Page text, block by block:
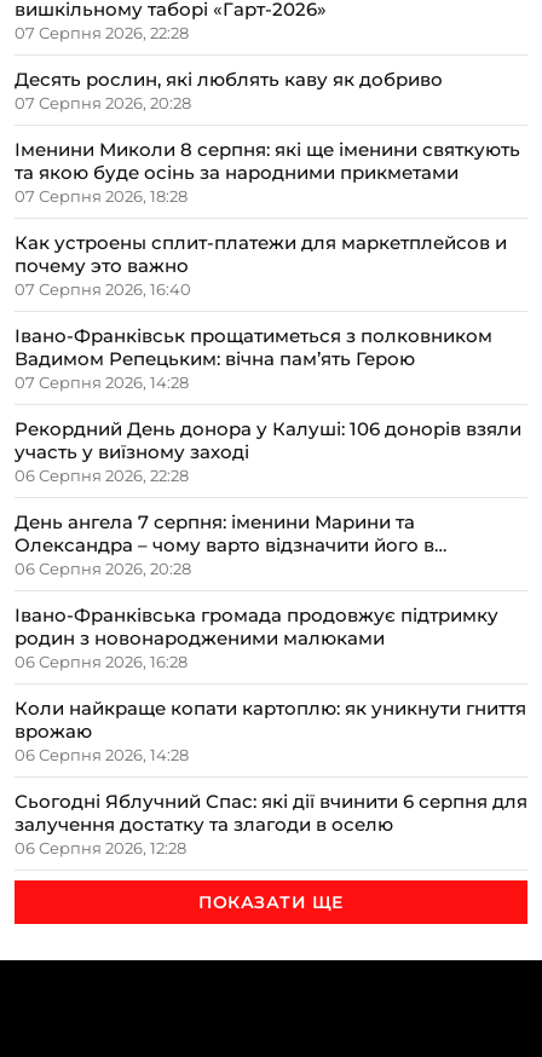
вишкільному таборі «Гарт-2026»
07 Серпня 2026, 22:28
Десять рослин, які люблять каву як добриво
07 Серпня 2026, 20:28
Іменини Миколи 8 серпня: які ще іменини святкують
та якою буде осінь за народними прикметами
07 Серпня 2026, 18:28
Как устроены сплит-платежи для маркетплейсов и
почему это важно
07 Серпня 2026, 16:40
Івано-Франківськ прощатиметься з полковником
Вадимом Репецьким: вічна пам’ять Герою
07 Серпня 2026, 14:28
Рекордний День донора у Калуші: 106 донорів взяли
участь у виїзному заході
06 Серпня 2026, 22:28
День ангела 7 серпня: іменини Марини та
Олександра – чому варто відзначити його в
сімейному колі
06 Серпня 2026, 20:28
Івано-Франківська громада продовжує підтримку
родин з новонародженими малюками
06 Серпня 2026, 16:28
Коли найкраще копати картоплю: як уникнути гниття
врожаю
06 Серпня 2026, 14:28
Сьогодні Яблучний Спас: які дії вчинити 6 серпня для
залучення достатку та злагоди в оселю
06 Серпня 2026, 12:28
ПОКАЗАТИ ЩЕ